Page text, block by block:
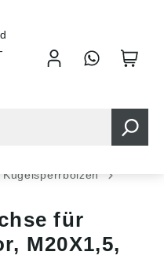
Kugelsperrbolzen
für
M20X1,5,